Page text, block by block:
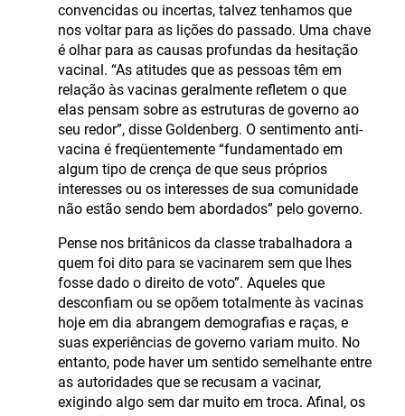
convencidas ou incertas, talvez tenhamos que
nos voltar para as lições do passado. Uma chave
é olhar para as causas profundas da hesitação
vacinal. “As atitudes que as pessoas têm em
relação às vacinas geralmente refletem o que
elas pensam sobre as estruturas de governo ao
seu redor”, disse Goldenberg. O sentimento anti-
vacina é freqüentemente “fundamentado em
algum tipo de crença de que seus próprios
interesses ou os interesses de sua comunidade
não estão sendo bem abordados” pelo governo.
Pense nos britânicos da classe trabalhadora a
quem foi dito para se vacinarem sem que lhes
fosse dado o direito de voto”. Aqueles que
desconfiam ou se opõem totalmente às vacinas
hoje em dia abrangem demografias e raças, e
suas experiências de governo variam muito. No
entanto, pode haver um sentido semelhante entre
as autoridades que se recusam a vacinar,
exigindo algo sem dar muito em troca. Afinal, os